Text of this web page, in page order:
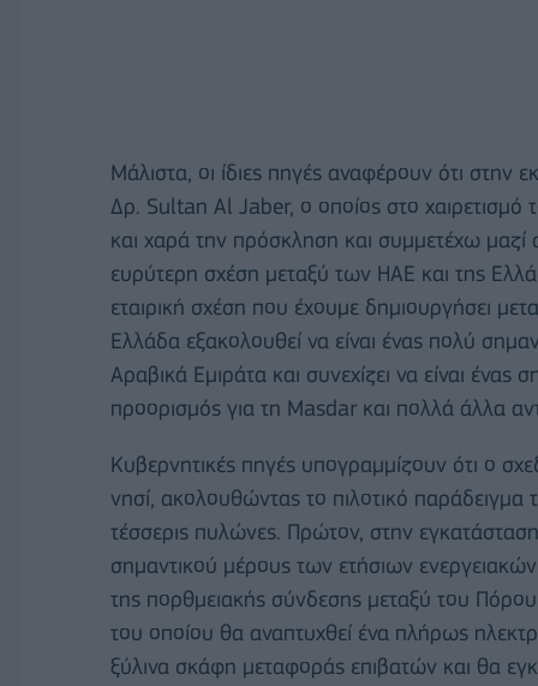
Μάλιστα, οι ίδιες πηγές αναφέρουν ότι
Δρ. Sultan Al Jaber, ο οποίος στο χαιρετισμό
και χαρά την πρόσκληση και συμμετέχω
ευρύτερη σχέση μεταξύ των ΗΑΕ και της
εταιρική σχέση που έχουμε δημιουργήσει
Ελλάδα εξακολουθεί να είναι ένας πολύ
Αραβικά Εμιράτα και συνεχίζει να είναι
προορισμός για τη Masdar και πολλά άλλα
Κυβερνητικές πηγές υπογραμμίζουν ότι ο
νησί, ακολουθώντας το πιλοτικό παράδειγμα
τέσσερις πυλώνες. Πρώτον, στην
σημαντικού μέρους των ετήσιων
της πορθμειακής σύνδεσης μεταξύ του
του οποίου θα αναπτυχθεί ένα πλήρως
ξύλινα σκάφη μεταφοράς επιβατών και θα